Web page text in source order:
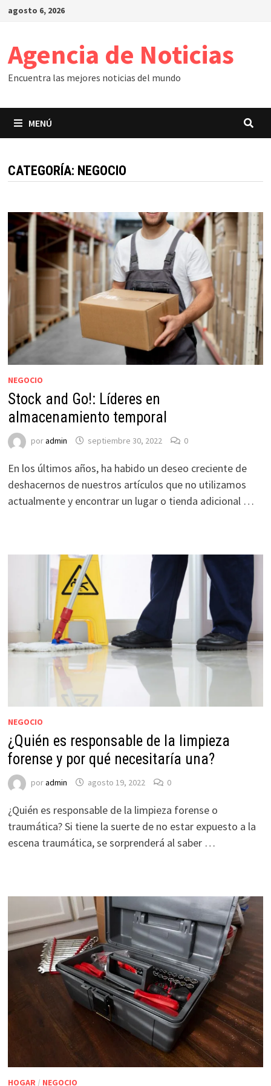
Saltar
agosto 6, 2026
Agencia de Noticias
Encuentra las mejores noticias del mundo
MENÚ
CATEGORÍA: NEGOCIO
NEGOCIO
Stock and Go!: Líderes en
almacenamiento temporal
poradmin septiembre 30, 2022 0
En los últimos años, ha habido un deseo creciente de
deshacernos de nuestros artículos que no utilizamos
actualmente y encontrar un lugar o tienda adicional …
NEGOCIO
¿Quién es responsable de la limpieza
forense y por qué necesitaría una?
poradmin agosto 19, 2022 0
¿Quién es responsable de la limpieza forense o
traumática? Si tiene la suerte de no estar expuesto a la
escena traumática, se sorprenderá al saber …
HOGAR/ NEGOCIO